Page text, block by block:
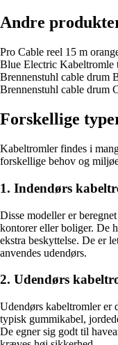
Andre
Pro Cable reel 15 m
Blue Electric
Brennenstuhl cable drum
Brennenstuhl cable drum
Forskellige
Kabeltromler findes i
forskellige behov og
1. Indendørs
Disse modeller er
kontorer eller boliger. De
ekstra beskyttelse. De er
anvendes udendørs.
2. Udendørs
Udendørs kabeltromler er
typisk gummikabel,
De egner sig godt til